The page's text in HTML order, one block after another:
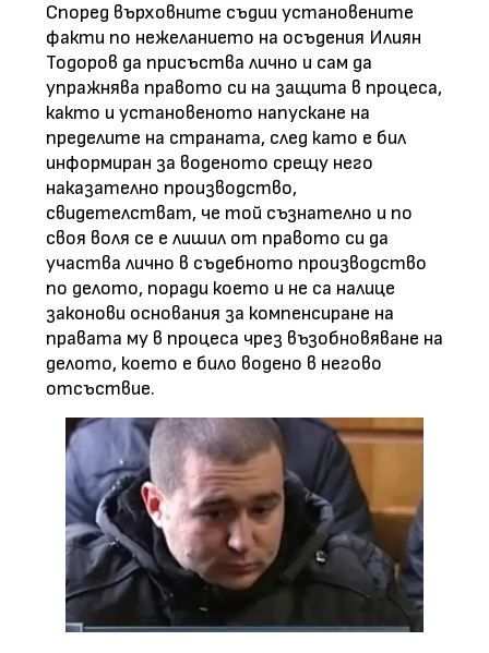
Според върховните съдии установените
факти по нежеланието на осъдения Илиян
Тодоров да присъства лично и сам да
упражнява правото си на защита в процеса,
както и установеното напускане на
пределите на страната, след като е бил
информиран за воденото срещу него
наказателно производство,
свидетелстват, че той съзнателно и по
своя воля се е лишил от правото си да
участва лично в съдебното производство
по делото, поради което и не са налице
законови основания за компенсиране на
правата му в процеса чрез възобновяване на
делото, което е било водено в негово
отсъствие.